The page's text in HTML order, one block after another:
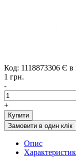
Код: 1118873306 Є в
1 грн.
-
+
Купити
Замовити в один клік
Опис